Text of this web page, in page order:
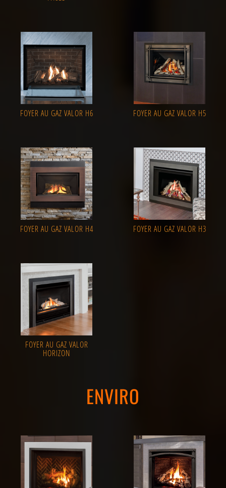
FOYER AU GAZ VALOR H6 FOYER AU GAZ VALOR H5
FOYER AU GAZ VALOR H4 FOYER AU GAZ VALOR H3
FOYER AU GAZ VALOR
HORIZON
ENVIRO